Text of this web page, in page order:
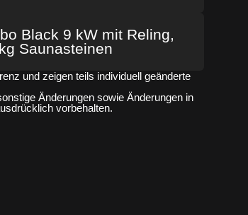
Black 9 kW mit Reling,
Saunasteinen
und zeigen teils individuell geänderte
Änderungen sowie Änderungen in
vorbehalten.